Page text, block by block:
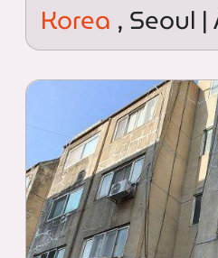
Korea , Seoul